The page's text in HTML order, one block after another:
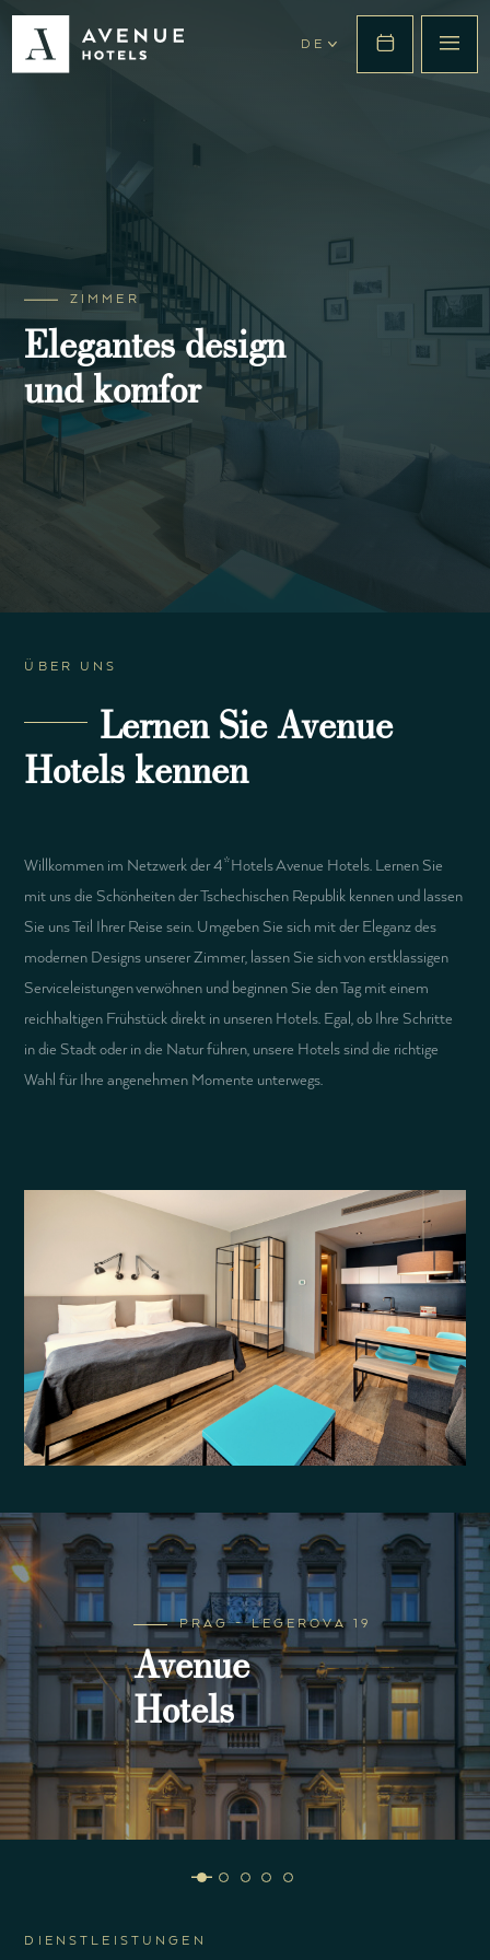
DE
ZIMMER
Elegantes design
und komfor
ÜBER UNS
Lernen Sie Avenue
Hotels kennen
Willkommen im Netzwerk der 4*Hotels Avenue Hotels. Lernen Sie
mit uns die Schönheiten der Tschechischen Republik kennen und lassen
Sie uns Teil Ihrer Reise sein. Umgeben Sie sich mit der Eleganz des
modernen Designs unserer Zimmer, lassen Sie sich von erstklassigen
Serviceleistungen verwöhnen und beginnen Sie den Tag mit einem
reichhaltigen Frühstück direkt in unseren Hotels. Egal, ob Ihre Schritte
in die Stadt oder in die Natur führen, unsere Hotels sind die richtige
Wahl für Ihre angenehmen Momente unterwegs.
PRAG - LEGEROVA 19
Avenue
Hotels
DIENSTLEISTUNGEN